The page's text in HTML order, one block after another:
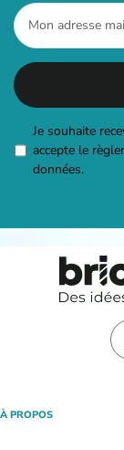
Mon
adresse
mail *
RGPD
Je souhaite
accepte le
données.
À PROPOS